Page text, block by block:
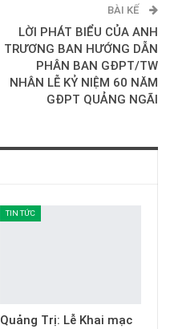
BÀI KẾ
LỜI PHÁT BIỂU CỦA ANH
TRƯƠNG BAN HƯỚNG DẪN
PHÂN BAN GĐPT/TW
NHÂN LỄ KỶ NIỆM 60 NĂM
GĐPT QUẢNG NGÃI
TIN TỨC
Quảng Trị: Lễ Khai mạc